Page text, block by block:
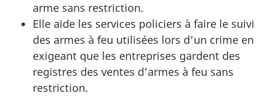
arme sans restriction.
Elle aide les services policiers à faire le suivi
des armes à feu utilisées lors d’un crime en
exigeant que les entreprises gardent des
registres des ventes d’armes à feu sans
restriction.